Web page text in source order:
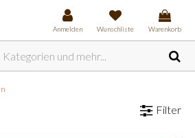
Anmelden Wunschliste Warenkorb
Filter